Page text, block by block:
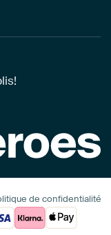
de confidentialité